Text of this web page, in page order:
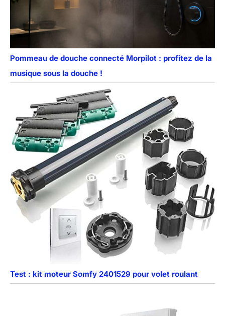
Pommeau de douche connecté Morpilot : profitez de la
musique sous la douche !
Test : kit moteur Somfy 2401529 pour volet roulant